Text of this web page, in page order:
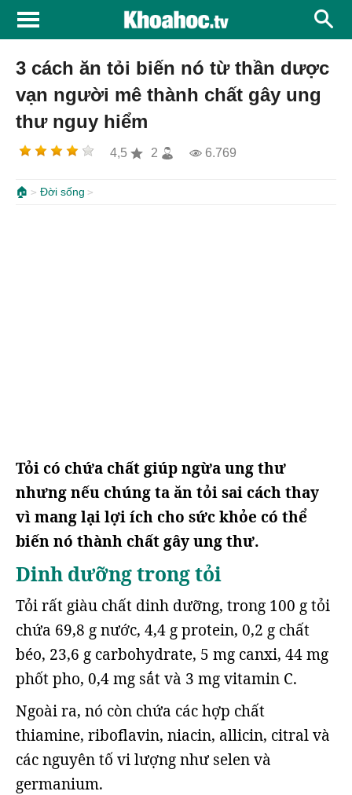
3 cách ăn tỏi biến nó từ thần dược
vạn người mê thành chất gây ung
thư nguy hiểm
4,5 2 6.769
🏠 Đời sống
Tỏi có chứa chất giúp ngừa ung thư
nhưng nếu chúng ta ăn tỏi sai cách thay
vì mang lại lợi ích cho sức khỏe có thể
biến nó thành chất gây ung thư.
Dinh dưỡng trong tỏi
Tỏi rất giàu chất dinh dưỡng, trong 100 g tỏi
chứa 69,8 g nước, 4,4 g protein, 0,2 g chất
béo, 23,6 g carbohydrate, 5 mg canxi, 44 mg
phốt pho, 0,4 mg sắt và 3 mg vitamin C.
Ngoài ra, nó còn chứa các hợp chất
thiamine, riboflavin, niacin, allicin, citral và
các nguyên tố vi lượng như selen và
germanium.